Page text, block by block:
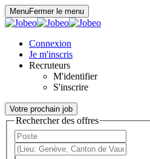
MenuFermer le menu
Connexion
Je m'inscris
Recruteurs
M'identifier
S'inscrire
Votre prochain job
Rechercher des offres
Panneau de gestion des cookies